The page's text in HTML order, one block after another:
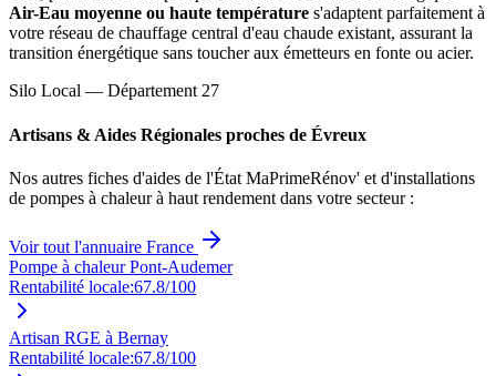
Air-Eau moyenne ou haute température s'adaptent parfaitement à
votre réseau de chauffage central d'eau chaude existant, assurant la
transition énergétique sans toucher aux émetteurs en fonte ou acier.
Silo Local — Département 27
Artisans & Aides Régionales proches de Évreux
Nos autres fiches d'aides de l'État MaPrimeRénov' et d'installations
de pompes à chaleur à haut rendement dans votre secteur :
Voir tout l'annuaire France
Pompe à chaleur Pont-Audemer
Rentabilité locale:67.8/100
Artisan RGE à Bernay
Rentabilité locale:67.8/100